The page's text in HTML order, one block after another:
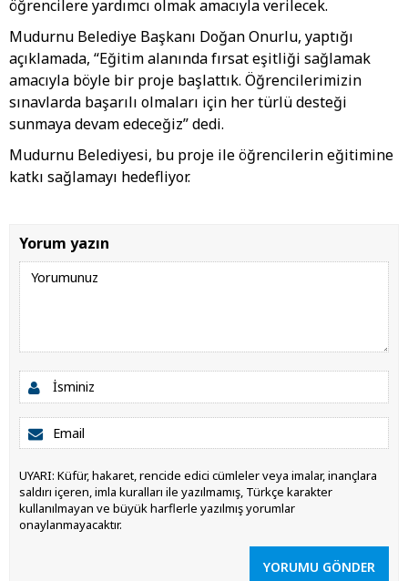
öğrencilere yardımcı olmak amacıyla verilecek.
Mudurnu Belediye Başkanı Doğan Onurlu, yaptığı
açıklamada, “Eğitim alanında fırsat eşitliği sağlamak
amacıyla böyle bir proje başlattık. Öğrencilerimizin
sınavlarda başarılı olmaları için her türlü desteği
sunmaya devam edeceğiz” dedi.
Mudurnu Belediyesi, bu proje ile öğrencilerin eğitimine
katkı sağlamayı hedefliyor.
Yorum yazın
UYARI: Küfür, hakaret, rencide edici cümleler veya imalar, inançlara
saldırı içeren, imla kuralları ile yazılmamış, Türkçe karakter
kullanılmayan ve büyük harflerle yazılmış yorumlar
onaylanmayacaktır.
YORUMU GÖNDER